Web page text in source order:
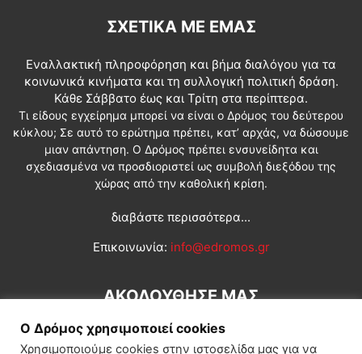
ΣΧΕΤΙΚΆ ΜΕ ΕΜΆΣ
Εναλλακτική πληροφόρηση και βήμα διαλόγου για τα
κοινωνικά κινήματα και τη συλλογική πολιτική δράση.
Κάθε Σάββατο έως και Τρίτη στα περίπτερα.
Τι είδους εγχείρημα μπορεί να είναι ο Δρόμος του δεύτερου
κύκλου; Σε αυτό το ερώτημα πρέπει, κατ’ αρχάς, να δώσουμε
μιαν απάντηση. Ο Δρόμος πρέπει ενσυνείδητα και
σχεδιασμένα να προσδιοριστεί ως συμβολή διεξόδου της
χώρας από την καθολική κρίση.
διαβάστε περισσότερα...
Επικοινωνία: info@edromos.gr
ΑΚΟΛΟΥΘΗΣΕ ΜΑΣ
Ο Δρόμος χρησιμοποιεί cookies
Χρησιμοποιούμε cookies στην ιστοσελίδα μας για να